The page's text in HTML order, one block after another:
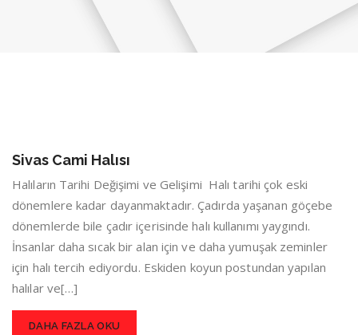
Sivas Cami Halısı
Halıların Tarihi Değişimi ve Gelişimi Halı tarihi çok eski
dönemlere kadar dayanmaktadır. Çadırda yaşanan göçebe
dönemlerde bile çadır içerisinde halı kullanımı yaygındı.
İnsanlar daha sıcak bir alan için ve daha yumuşak zeminler
için halı tercih ediyordu. Eskiden koyun postundan yapılan
halılar ve[…]
DAHA FAZLA OKU